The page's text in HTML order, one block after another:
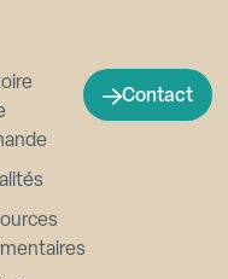
Contact